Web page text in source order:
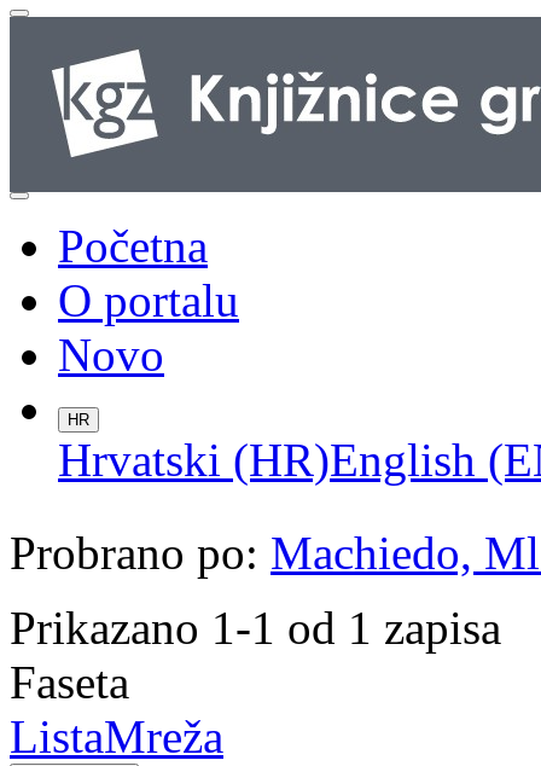
Početna
O portalu
Novo
HR
Hrvatski (HR)English
Probrano po: Machiedo,
Prikazano 1-1 od 1 zapisa
Faseta
ListaMreža